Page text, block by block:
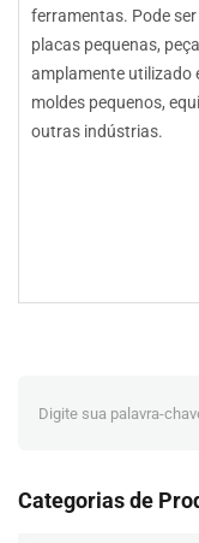
ferramentas. Pode
placas pequenas,
amplamente utilizado
moldes pequenos,
outras indústrias.
Categorias de